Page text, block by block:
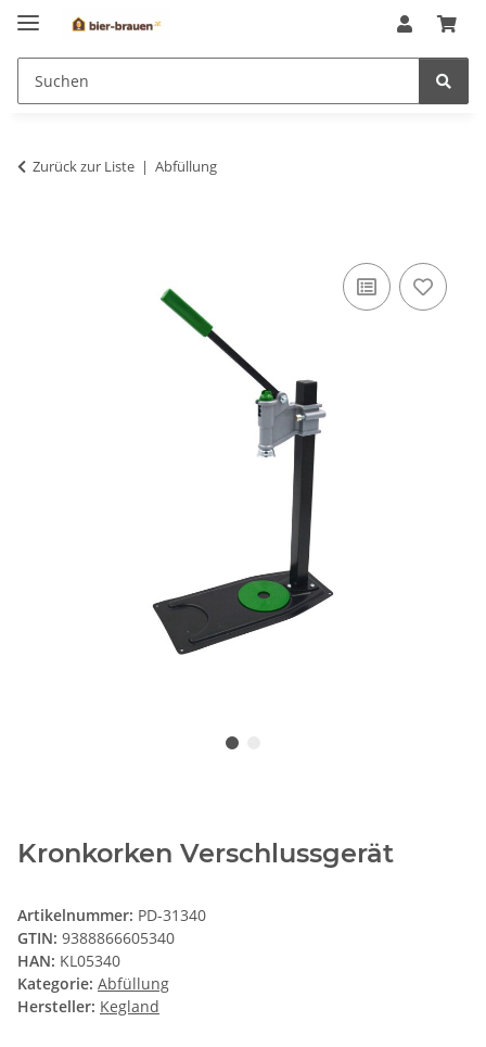
Zurück zur Liste Abfüllung
Kronkorken Verschlussgerät
Artikelnummer: PD-31340
GTIN: 9388866605340
HAN: KL05340
Kategorie: Abfüllung
Hersteller: Kegland